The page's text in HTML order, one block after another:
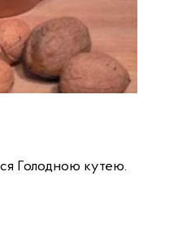
Голодною кутею.